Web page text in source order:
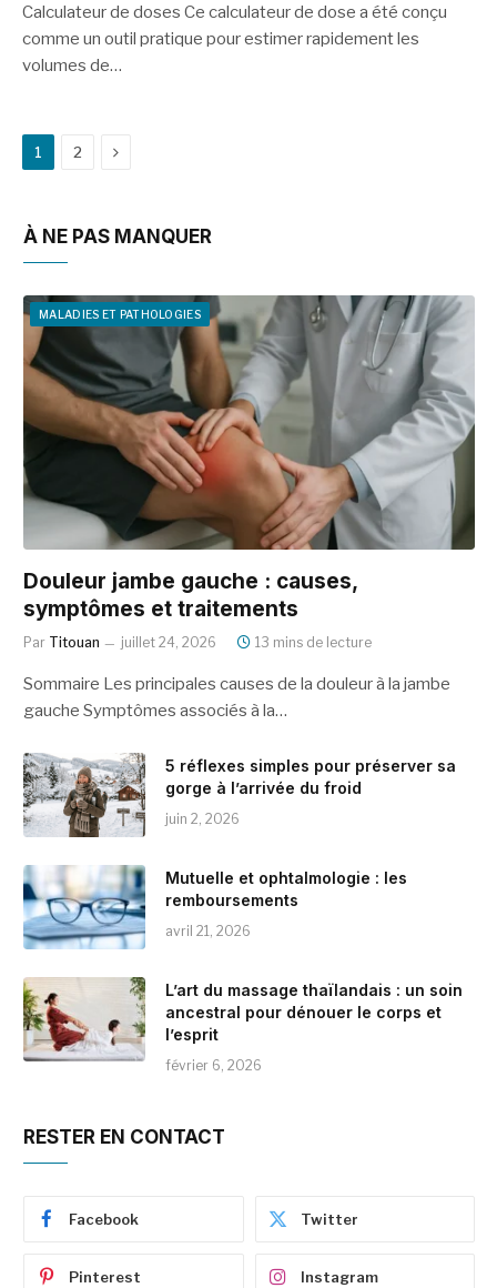
Calculateur de doses Ce calculateur de dose a été conçu
comme un outil pratique pour estimer rapidement les
volumes de…
1 2 Suivant
À NE PAS MANQUER
MALADIES ET PATHOLOGIES
Douleur jambe gauche : causes,
symptômes et traitements
Par Titouan juillet 24, 2026 13 mins de lecture
Sommaire Les principales causes de la douleur à la jambe
gauche Symptômes associés à la…
5 réflexes simples pour préserver sa
gorge à l’arrivée du froid
juin 2, 2026
Mutuelle et ophtalmologie : les
remboursements
avril 21, 2026
L’art du massage thaïlandais : un soin
ancestral pour dénouer le corps et
l’esprit
février 6, 2026
RESTER EN CONTACT
Facebook Twitter
Pinterest Instagram